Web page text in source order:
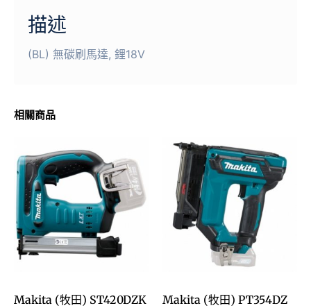
描述
(BL) 無碳刷馬達, 鋰18V
相關商品
Makita (牧田) ST420DZK
Makita (牧田) PT354DZ